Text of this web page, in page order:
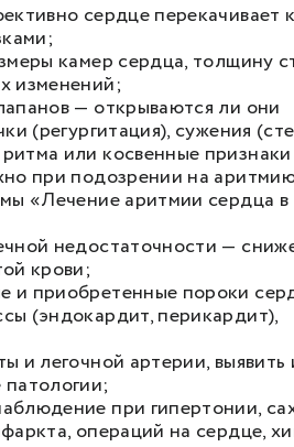
сердце перекачивает
камер сердца, толщину
изменений;
— открываются ли они
(регургитация), сужения
или косвенные признаки
при подозрении на
«Лечение аритмии сердца в
недостаточности —
крови;
и приобретенные пороки
(эндокардит, перикардит),
и легочной артерии, выявить
при гипертонии,
операций на сердце,